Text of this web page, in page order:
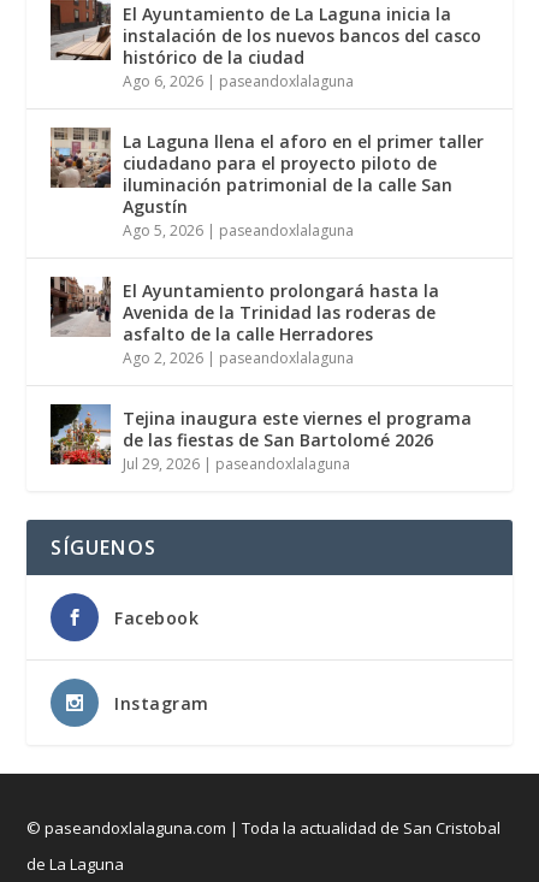
El Ayuntamiento de La Laguna inicia la
instalación de los nuevos bancos del casco
histórico de la ciudad
Ago 6, 2026 | paseandoxlalaguna
La Laguna llena el aforo en el primer taller
ciudadano para el proyecto piloto de
iluminación patrimonial de la calle San
Agustín
Ago 5, 2026 | paseandoxlalaguna
El Ayuntamiento prolongará hasta la
Avenida de la Trinidad las roderas de
asfalto de la calle Herradores
Ago 2, 2026 | paseandoxlalaguna
Tejina inaugura este viernes el programa
de las fiestas de San Bartolomé 2026
Jul 29, 2026 | paseandoxlalaguna
SÍGUENOS
Facebook
Instagram
© paseandoxlalaguna.com | Toda la actualidad de San Cristobal
de La Laguna